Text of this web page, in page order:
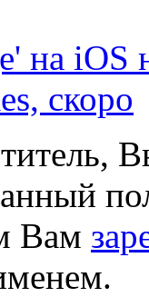
на
скоро
Вам